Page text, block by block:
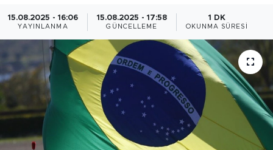
15.08.2025 - 16:06
YAYINLANMA
15.08.2025 - 17:58
GÜNCELLEME
1 DK
OKUNMA SÜRESI
Bilim ve Teknoloji
Çin Fuarları
Gündem